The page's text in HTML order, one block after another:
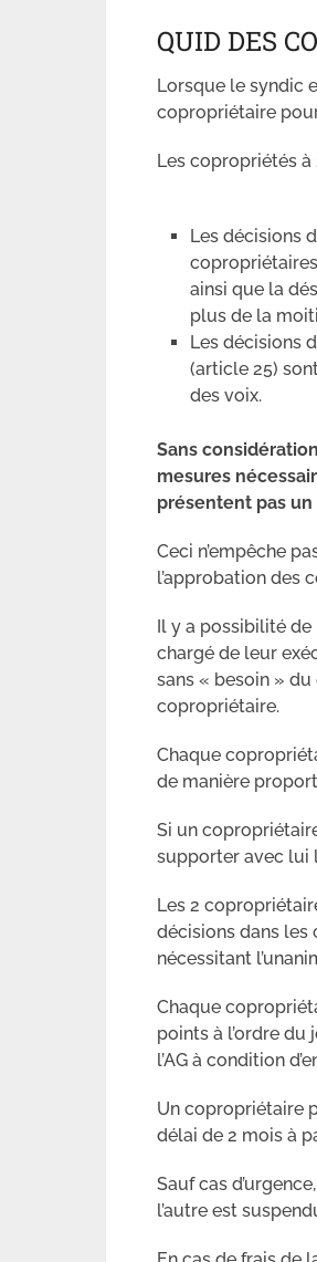
QUID DES
Lorsque le syndic
copropriétaire
Les copropriétés
Les décisions
ainsi que la
plus de la
Les décisions
(article 25)
des voix.
Sans
mesures
présentent pas un
Ceci n’empêche
l’approbation des
Il y a possibilité
chargé de leur
sans « besoin »
copropriétaire.
Chaque
de manière
Si un
supporter avec lui
Les 2
décisions dans les
nécessitant
Chaque
points à l’ordre
l’AG à condition
Un copropriétaire
délai de 2 mois à
Sauf cas
l’autre est